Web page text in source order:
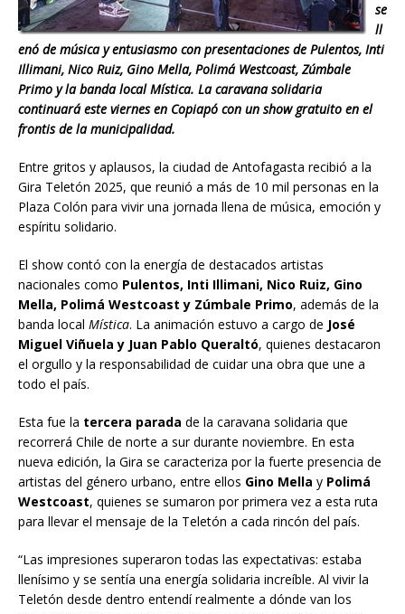
se
ll
enó de música y entusiasmo con presentaciones de Pulentos, Inti
Illimani, Nico Ruiz, Gino Mella, Polimá Westcoast, Zúmbale
Primo y la banda local Mística. La caravana solidaria
continuará este viernes en Copiapó con un show gratuito en el
frontis de la municipalidad.
Entre gritos y aplausos, la ciudad de Antofagasta recibió a la
Gira Teletón 2025, que reunió a más de 10 mil personas en la
Plaza Colón para vivir una jornada llena de música, emoción y
espíritu solidario.
El show contó con la energía de destacados artistas
nacionales como Pulentos, Inti Illimani, Nico Ruiz, Gino
Mella, Polimá Westcoast y Zúmbale Primo, además de la
banda local Mística. La animación estuvo a cargo de José
Miguel Viñuela y Juan Pablo Queraltó, quienes destacaron
el orgullo y la responsabilidad de cuidar una obra que une a
todo el país.
Esta fue la tercera parada de la caravana solidaria que
recorrerá Chile de norte a sur durante noviembre. En esta
nueva edición, la Gira se caracteriza por la fuerte presencia de
artistas del género urbano, entre ellos Gino Mella y Polimá
Westcoast, quienes se sumaron por primera vez a esta ruta
para llevar el mensaje de la Teletón a cada rincón del país.
“Las impresiones superaron todas las expectativas: estaba
llenísimo y se sentía una energía solidaria increíble. Al vivir la
Teletón desde dentro entendí realmente a dónde van los